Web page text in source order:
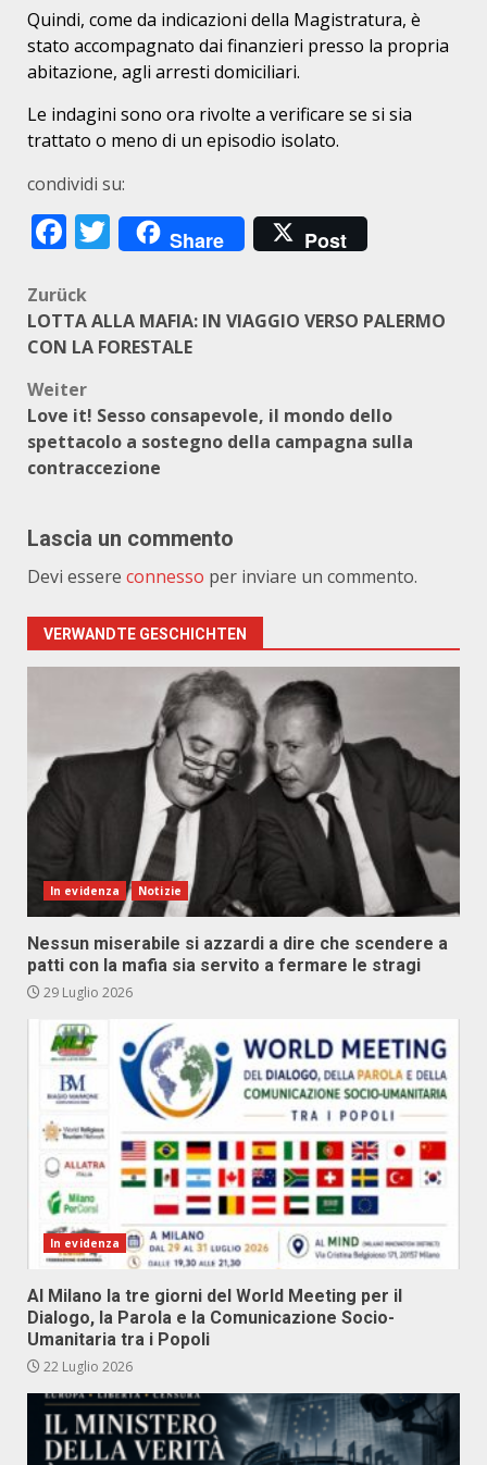
Quindi, come da indicazioni della Magistratura, è
stato accompagnato dai finanzieri presso la propria
abitazione, agli arresti domiciliari.
Le indagini sono ora rivolte a verificare se si sia
trattato o meno di un episodio isolato.
condividi su:
Facebook
Twitter
Share Post
Beitragsnavigation
Zurück
LOTTA ALLA MAFIA: IN VIAGGIO VERSO PALERMO
CON LA FORESTALE
Weiter
Love it! Sesso consapevole, il mondo dello
spettacolo a sostegno della campagna sulla
contraccezione
Lascia un commento
Devi essere connesso per inviare un commento.
VERWANDTE GESCHICHTEN
In evidenza Notizie
Nessun miserabile si azzardi a dire che scendere a
patti con la mafia sia servito a fermare le stragi
29 Luglio 2026
In evidenza
Al Milano la tre giorni del World Meeting per il
Dialogo, la Parola e la Comunicazione Socio-
Umanitaria tra i Popoli
22 Luglio 2026